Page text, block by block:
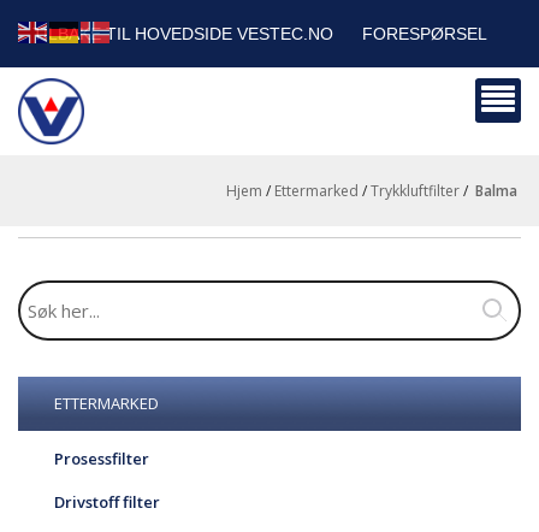
TILBAKE TIL HOVEDSIDE VESTEC.NO FORESPØRSEL
HANDLEVOGN
BEDRIFTSKUNDER
Hjem / Ettermarked /Trykkluftfilter/ balma
ETTERMARKED
Prosessfilter
Drivstoff filter